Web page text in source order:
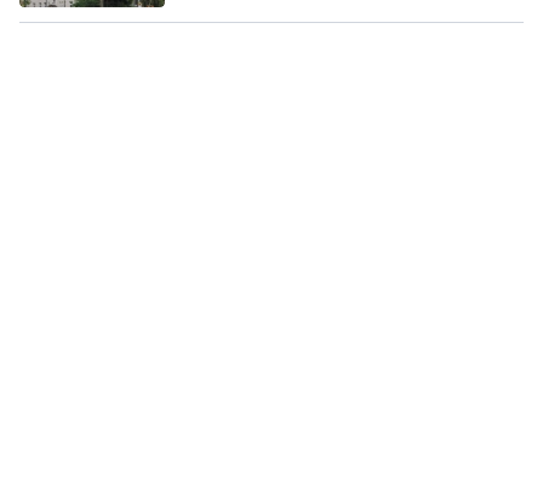
NOWE poniedziałek, 10 sierpnia 2026 1